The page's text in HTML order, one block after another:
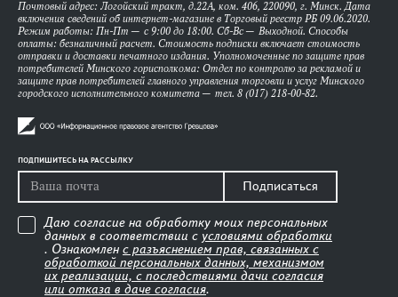
Почтовый адрес: Логойский тракт, д.22А, ком. 406, 220090, г. Минск. Дата
включения сведений об интернет-магазине в Торговый реестр РБ 09.06.2020.
Режим работы: Пн-Пт — с 9:00 до 18:00. Сб-Вс — Выходной. Способы
оплаты: безналичный расчет. Стоимость подписки включает стоимость
отправки и доставки печатного издания. Уполномоченные по защите прав
потребителей Минского горисполкома: Отдел по контролю за рекламой и
защите прав потребителей главного управления торговли и услуг Минского
городского исполнительного комитета — тел. 8 (017) 218-00-82.
ПОДПИШИТЕСЬ НА РАССЫЛКУ
Подписаться
Даю согласие на обработку моих персональных
данных в соответствии с условиями обработки
. Ознакомлен с разъяснением прав, связанных с
обработкой персональных данных, механизмом
их реализации, с последствиями дачи согласия
или отказа в даче согласия.